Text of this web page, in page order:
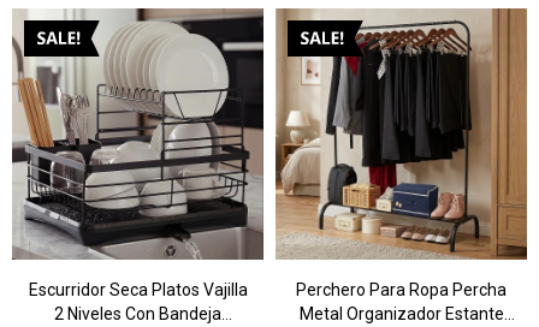
Escurridor Seca Platos Vajilla
2 Niveles Con Bandeja
Perchero Para Ropa Percha
Metal Organizador Estante